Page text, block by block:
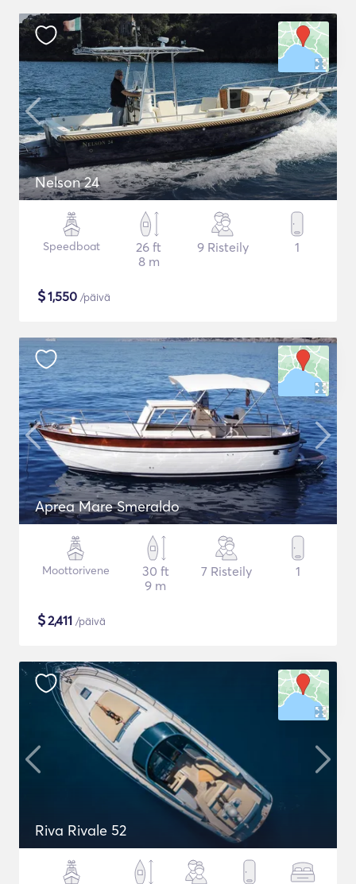
Nelson 24
Speedboat
26 ft
8 m
9 Risteily 1
$1,550 /päivä
Aprea Mare Smeraldo
Moottorivene
30 ft
9 m
7 Risteily 1
$2,411 /päivä
Riva Rivale 52